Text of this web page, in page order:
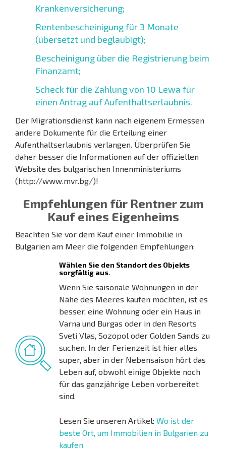
Krankenversicherung;
Rentenbescheinigung für 3 Monate
(übersetzt und beglaubigt);
Bescheinigung über die Registrierung beim
Finanzamt;
Scheck für die Zahlung von 10 Lewa für
einen Antrag auf Aufenthaltserlaubnis.
Der Migrationsdienst kann nach eigenem Ermessen
andere Dokumente für die Erteilung einer
Aufenthaltserlaubnis verlangen. Überprüfen Sie
daher besser die Informationen auf der offiziellen
Website des bulgarischen Innenministeriums
(http://www.mvr.bg/)!
Empfehlungen für Rentner zum
Kauf eines Eigenheims
Beachten Sie vor dem Kauf einer Immobilie in
Bulgarien am Meer die folgenden Empfehlungen:
Wählen Sie den Standort des Objekts
sorgfältig aus.
Wenn Sie saisonale Wohnungen in der
Nähe des Meeres kaufen möchten, ist es
besser, eine Wohnung oder ein Haus in
Varna und Burgas oder in den Resorts
Sveti Vlas, Sozopol oder Golden Sands zu
suchen. In der Ferienzeit ist hier alles
super, aber in der Nebensaison hört das
Leben auf, obwohl einige Objekte noch
für das ganzjährige Leben vorbereitet
sind.
Lesen Sie unseren Artikel: Wo ist der
beste Ort, um Immobilien in Bulgarien zu
kaufen